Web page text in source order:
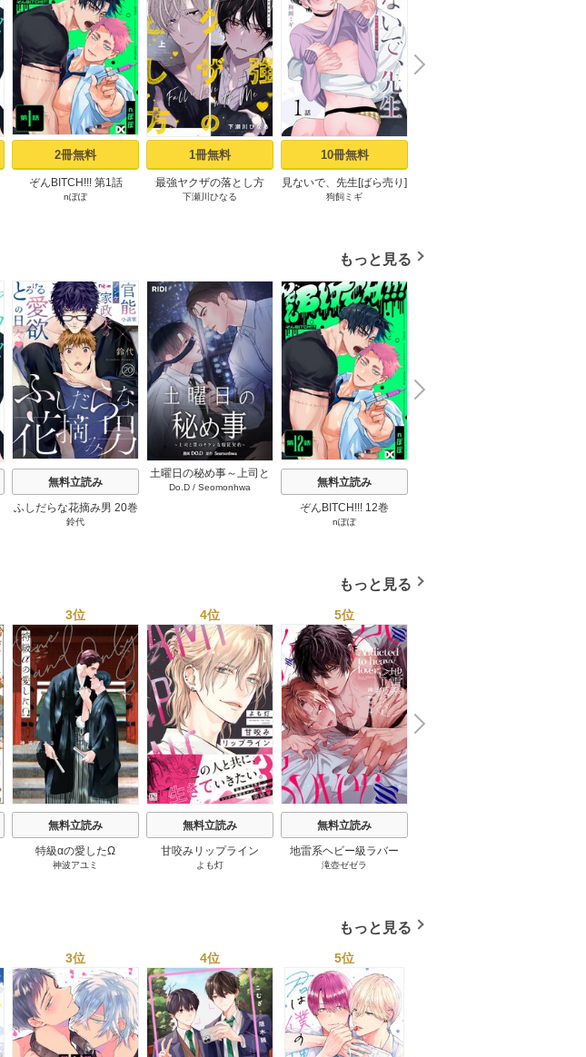
2冊無料
ぞんBITCH!!! 第1話
nぽぽ
1冊無料
最強ヤクザの落とし方
【コミックシーモア限定
下瀬川ひなる
10冊無料
見ないで、先生[ばら売り]
第1話
狗飼ミギ
N
e
x
t
もっと見る
無料立読み
ふしだらな花摘み男 20巻
鈴代
土曜日の秘め事～上司と
僕のキケンな服従契約～
Do.D / Seomonhwa
無料立読み
ぞんBITCH!!! 12巻
nぽぽ
N
e
x
t
もっと見る
3位
無料立読み
特級αの愛したΩ
神波アユミ
4位
無料立読み
甘咬みリップライン
よも灯
5位
無料立読み
地雷系ヘビー級ラバー
【単行本版】
滝壺ゼゼラ
N
e
x
t
もっと見る
3位 4位 5位